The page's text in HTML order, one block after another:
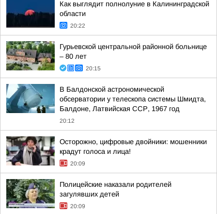
Как выглядит полнолуние в Калининградской
области
20:22
Гурьевской центральной районной больнице
– 80 лет
20:15
В Балдонской астрономической
обсерватории у телескопа системы Шмидта,
Балдоне, Латвийская ССР, 1967 год
20:12
Осторожно, цифровые двойники: мошенники
крадут голоса и лица!
20:09
Полицейские наказали родителей
загулявших детей
20:09